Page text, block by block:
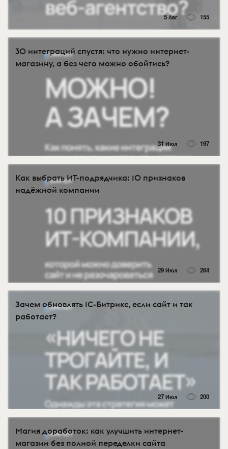
5 Авг 155
30 интеграций спустя: что нужно интернет-
магазину, а без чего можно обойтись?
31 Июл 197
Как выбрать ИТ-подрядчика: 10 признаков
надёжной компании
29 Июл 264
Зачем обновлять 1С-Битрикс, если сайт и так
работает?
27 Июл 200
Магия доработок: как улучшить интернет-
магазин без полной переделки сайта